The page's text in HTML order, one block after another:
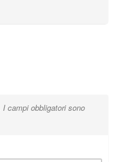
I campi obbligatori sono